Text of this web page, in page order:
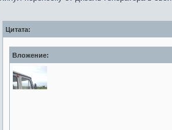
Цитата:
Вложение: